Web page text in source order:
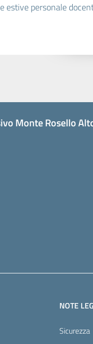
estive personale
Monte Rosello
NOTE
Sicurezza